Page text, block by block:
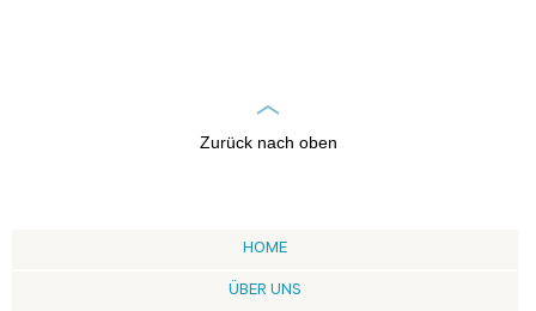
Zurück nach oben
HOME
ÜBER UNS